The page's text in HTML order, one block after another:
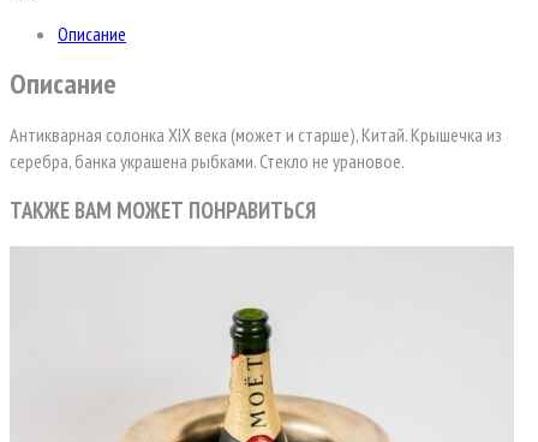
Описание
Описание
Антикварная солонка XIX века (может и старше), Китай. Крышечка из
серебра, банка украшена рыбками. Стекло не урановое.
ТАКЖЕ ВАМ МОЖЕТ ПОНРАВИТЬСЯ